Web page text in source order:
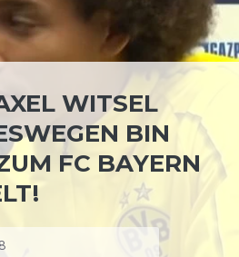
WITSEL
BIN
FC BAYERN